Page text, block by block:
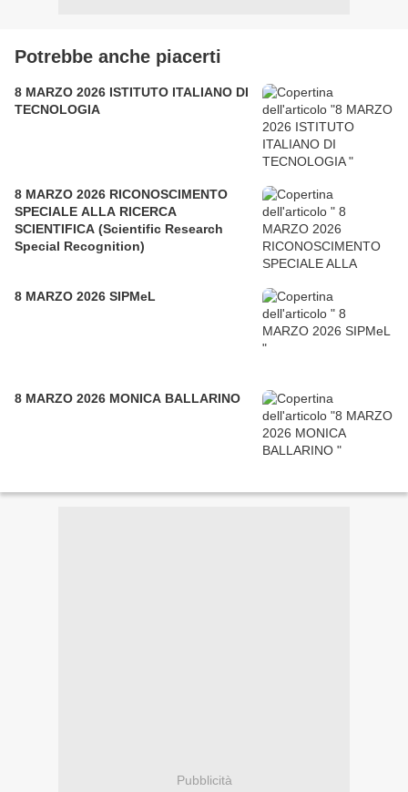
Potrebbe anche piacerti
8 MARZO 2026 ISTITUTO ITALIANO DI
TECNOLOGIA
8 MARZO 2026 RICONOSCIMENTO
SPECIALE ALLA RICERCA
SCIENTIFICA (Scientific Research
Special Recognition)
8 MARZO 2026 SIPMeL
8 MARZO 2026 MONICA BALLARINO
Pubblicità